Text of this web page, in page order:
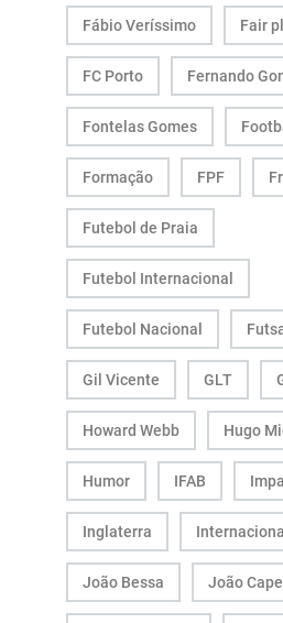
Fábio Veríssimo Fair
FC Porto Fernando
Fontelas Gomes
Formação FPF
Futebol de Praia
Futebol Internacional
Futebol Nacional
Gil Vicente GLT
Howard Webb Hugo
Humor IFAB
Inglaterra Internacional
João Bessa João